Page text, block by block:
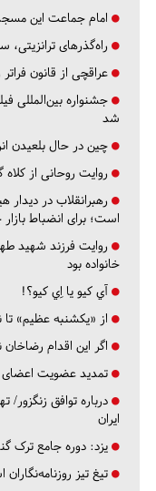
امام جماعت این مسجد در ۳ سال، نمازگزاران را ۴
راه‌گذرهای
عراقچی از قانون
جشنواره بین‌المللی
شد
چین در حال بلعیدن
روایت روحانی از
رهبرانقلاب در
است؛ برای انضباط
روایت فرزند شهید
خانواده بود
آي كيو يا اِي كيو؟!
از «یکشنبه عظیم»
اگر این اقدام رضاخان
تمدید عضویت اعضای
درباره توافق
ایران
یزد: دوره جامع ترک
تیغ تیز روزنامه‌نگاران